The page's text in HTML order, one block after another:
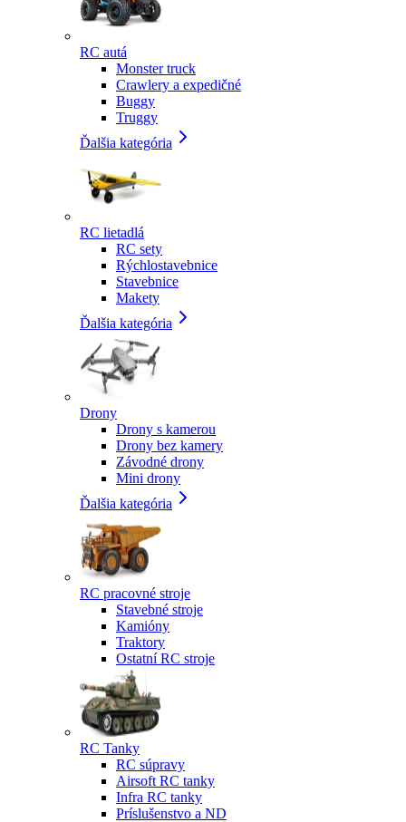
RC autá
Monster truck
Crawlery a expedičné
Buggy
Truggy
Ďalšia kategória
RC lietadlá
RC sety
Rýchlostavebnice
Stavebnice
Makety
Ďalšia kategória
Drony
Drony s kamerou
Drony bez kamery
Závodné drony
Mini drony
Ďalšia kategória
RC pracovné stroje
Stavebné stroje
Kamióny
Traktory
Ostatní RC stroje
RC Tanky
RC súpravy
Airsoft RC tanky
Infra RC tanky
Príslušenstvo a ND